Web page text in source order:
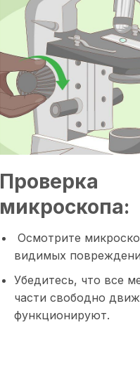
Проверка
микроскопа:
Осмотрите
видимых
Убедитесь, что все
части свободно
функционируют.